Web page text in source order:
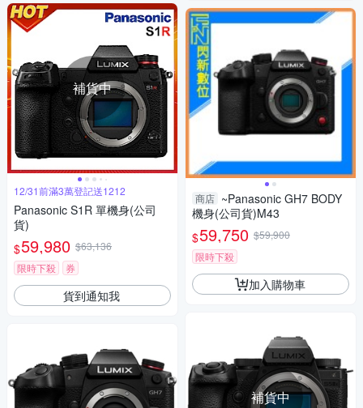
補貨中
12/31前滿3萬登記送1212
Panasonic S1R 單機身(公司
貨)
$59,980 $63,136
限時下殺
券
貨到通知我
商店 ~Panasonic GH7 BODY
機身(公司貨)M43
$59,750 $59,900
限時下殺
加入購物車
補貨中